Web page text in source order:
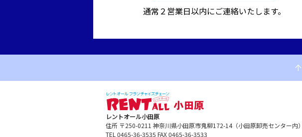
通常２営業日以内にご連絡いたします。
arrow_upward
レントオール小田原
住所 〒250-0211 神奈川県小田原市鬼柳172-14（小田原卸売センター内）
TEL 0465-36-3535 FAX 0465-36-3533